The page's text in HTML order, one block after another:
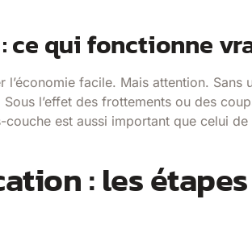
ce qui fonctionne
facile. Mais attention. Sans
l’effet des frottements ou des
est aussi important que celui
: les étapes